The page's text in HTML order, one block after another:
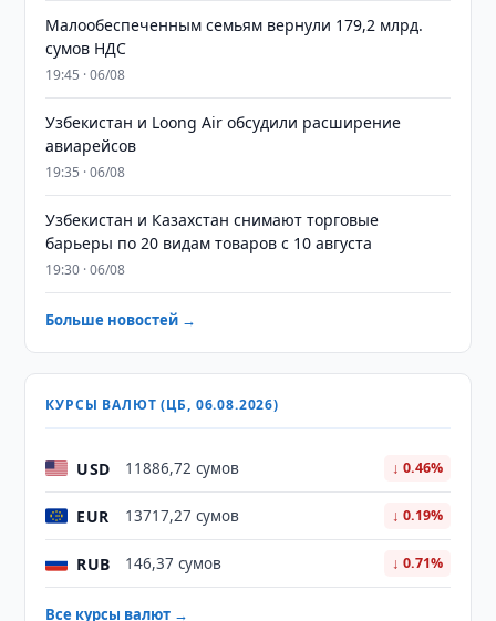
Малообеспеченным семьям вернули 179,2 млрд.
сумов НДС
19:45 · 06/08
Узбекистан и Loong Air обсудили расширение
авиарейсов
19:35 · 06/08
Узбекистан и Казахстан снимают торговые
барьеры по 20 видам товаров с 10 августа
19:30 · 06/08
Больше новостей →
КУРСЫ ВАЛЮТ (ЦБ, 06.08.2026)
USD 11886,72 сумов ↓ 0.46%
EUR 13717,27 сумов ↓ 0.19%
RUB 146,37 сумов ↓ 0.71%
Все курсы валют →